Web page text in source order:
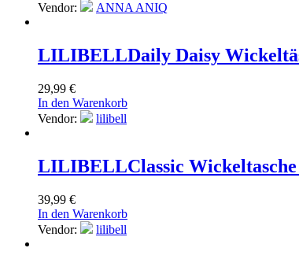
Vendor:
ANNA ANIQ
LILIBELLDaily Daisy
29,99 €
In den Warenkorb
Vendor:
lilibell
LILIBELLClassic
39,99 €
In den Warenkorb
Vendor:
lilibell